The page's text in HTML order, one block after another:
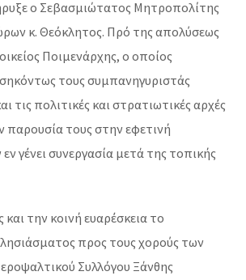
ο Σεβασμιώτατος Μητροπολίτης
κ. Θεόκλητος. Πρό της απολύσεως
Ποιμενάρχης, ο οποίος
τους συμπανηγυριστάς
τις πολιτικές και στρατιωτικές αρχές
παρουσία τους στην εφετινή
γένει συνεργασία μετά της τοπικής
την κοινή ευαρέσκεια το
προς τους χορούς των
Συλλόγου Ξάνθης